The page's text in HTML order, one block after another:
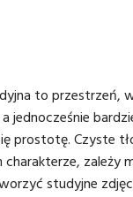
to przestrzeń,
jednocześnie
prostotę. Czyste
zależy
studyjne